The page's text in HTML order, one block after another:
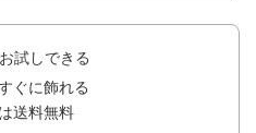
試しできる
ぐに飾れる
送料無料